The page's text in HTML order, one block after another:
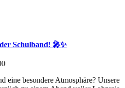
Schulband! 🎤✨
eine besondere Atmosphäre? Unsere